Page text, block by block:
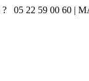
? 05 22 59 00 60 |